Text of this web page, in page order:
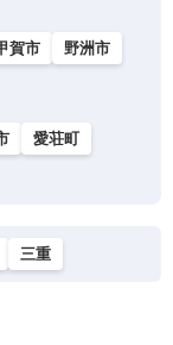
賀市
野洲市
愛荘町
三重